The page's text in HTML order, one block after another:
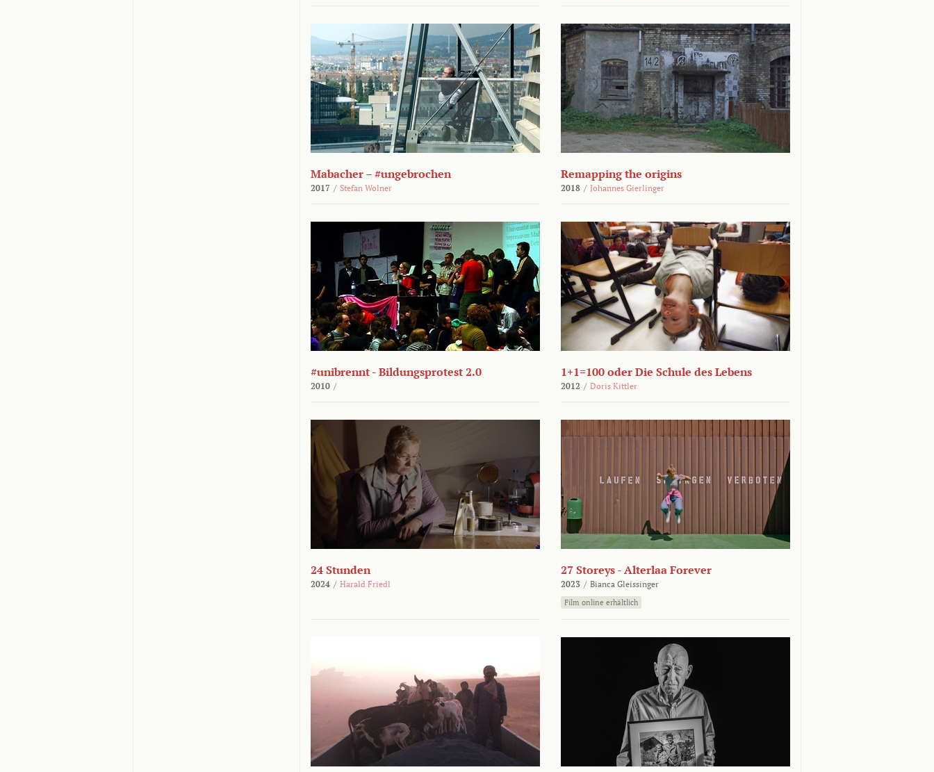
Mabacher – #ungebrochen
2017 / Stefan Wolner
Remapping the origins
2018 / Johannes Gierlinger
#unibrennt - Bildungsprotest 2.0
2010 /
1+1=100 oder Die Schule des Lebens
2012 / Doris Kittler
24 Stunden
2024 / Harald Friedl
27 Storeys - Alterlaa Forever
2023 / Bianca Gleissinger
Film online erhältlich